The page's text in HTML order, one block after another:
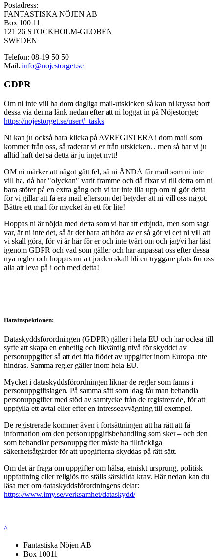
Postadress:
FANTASTISKA NÖJEN AB
Box 100 11
121 26 STOCKHOLM-GLOBEN
SWEDEN
Telefon: 08-19 50 50
Mail: info@nojestorget.se
GDPR
Om ni inte vill ha dom dagliga mail-utskicken så kan ni kryssa bort
dessa via denna länk nedan efter att ni loggat in på Nöjestorget:
https://nojestorget.se/user#_tasks
Ni kan ju också bara klicka på AVREGISTERA i dom mail som
kommer från oss, så raderar vi er från utskicken... men så har vi ju
alltid haft det så detta är ju inget nytt!
OM ni märker att något gått fel, så ni ÄNDÅ får mail som ni inte
vill ha, då har "olyckan" varit framme och då fixar vi till detta om ni
bara stöter på en extra gång och vi tar inte illa upp om ni gör detta
för vi gillar att få era mail eftersom det betyder att ni vill oss något.
Bättre ett mail för mycket än ett för lite!
Hoppas ni är nöjda med detta som vi har att erbjuda, men som sagt
var, är ni inte det, så är det bara att höra av er så gör vi det ni vill att
vi skall göra, för vi är här för er och inte tvärt om och jag/vi har läst
igenom GDPR och vad som gäller och har anpassat oss efter dessa
nya regler och hoppas nu att jorden skall bli en tryggare plats för oss
alla att leva på i och med detta!
Datainspektionen:
Dataskyddsförordningen (GDPR) gäller i hela EU och har också till
syfte att skapa en enhetlig och likvärdig nivå för skyddet av
personuppgifter så att det fria flödet av uppgifter inom Europa inte
hindras. Samma regler gäller inom hela EU.
Mycket i dataskyddsförordningen liknar de regler som fanns i
personuppgiftslagen. På samma sätt som idag får man behandla
personuppgifter med stöd av samtycke från de registrerade, för att
uppfylla ett avtal eller efter en intresseavvägning till exempel.
De registrerade kommer även i fortsättningen att ha rätt att få
information om den personuppgiftsbehandling som sker – och den
som behandlar personuppgifter måste ha tillräckliga
säkerhetsåtgärder för att uppgifterna skyddas på rätt sätt.
Om det är fråga om uppgifter om hälsa, etniskt ursprung, politisk
uppfattning eller religiös tro ställs särskilda krav. Här nedan kan du
läsa mer om dataskyddsförordningens delar:
https://www.imy.se/verksamhet/dataskydd/
^
Fantastiska Nöjen AB
Box 10011